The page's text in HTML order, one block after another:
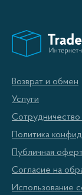
приобрести
хороший
При покупке
свой вкус, но и
В интерьере
вазы из
в этническом
Возврат и обмен
Услуги
Сотрудничество
Политика
Публичная
Согласие на
Использование